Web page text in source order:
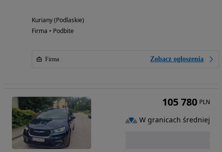
Kuriany (Podlaskie)
Firma • Podbite
Firma Zobacz ogłoszenia
105 780 PLN
W granicach średniej